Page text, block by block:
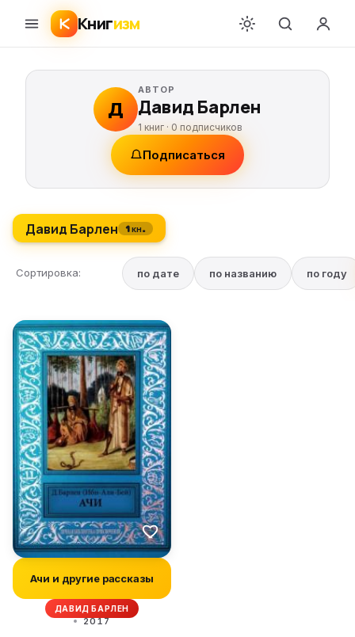
Книгизм
Д
АВТОР
Давид Барлен
1 книг ·0 подписчиков
Подписаться
Давид Барлен 1 кн.
Сортировка: по дате по названию по году
Ачи и другие рассказы
ДАВИД БАРЛЕН
2017